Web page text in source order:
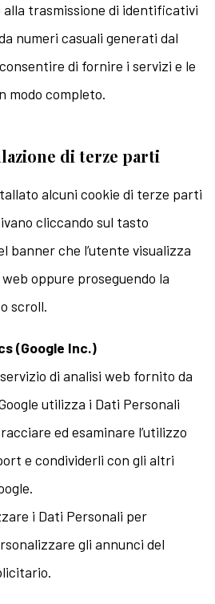
trasmissione di identificativi
numeri casuali generati dal
di fornire i servizi e le
modo completo.
di terze parti
alcuni cookie di terze parti
cliccando sul tasto
banner che l’utente visualizza
oppure proseguendo la
scroll.
(Google Inc.)
di analisi web fornito da
Google utilizza i Dati Personali
ed esaminare l’utilizzo
e condividerli con gli altri
i Dati Personali per
gli annunci del